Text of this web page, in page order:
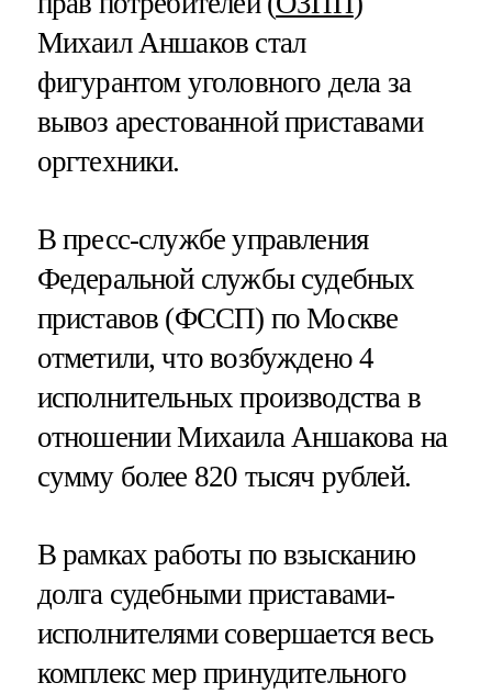
Михаил Аншаков стал
фигурантом уголовного дела за
вывоз арестованной приставами
оргтехники.
В пресс-службе управления
Федеральной службы судебных
приставов (ФССП) по Москве
отметили, что возбуждено 4
исполнительных производства в
отношении Михаила Аншакова на
сумму более 820 тысяч рублей.
В рамках работы по взысканию
долга судебными приставами-
исполнителями совершается весь
комплекс мер принудительного